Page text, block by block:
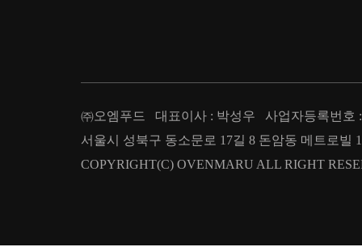
㈜오엠푸드 대표이사 : 박성우 사업자등록번호 :
서울시 성북구 동소문로 17길 8 돈암동 메트로빌
COPYRIGHT(C) OVENMARU ALL RIGHT